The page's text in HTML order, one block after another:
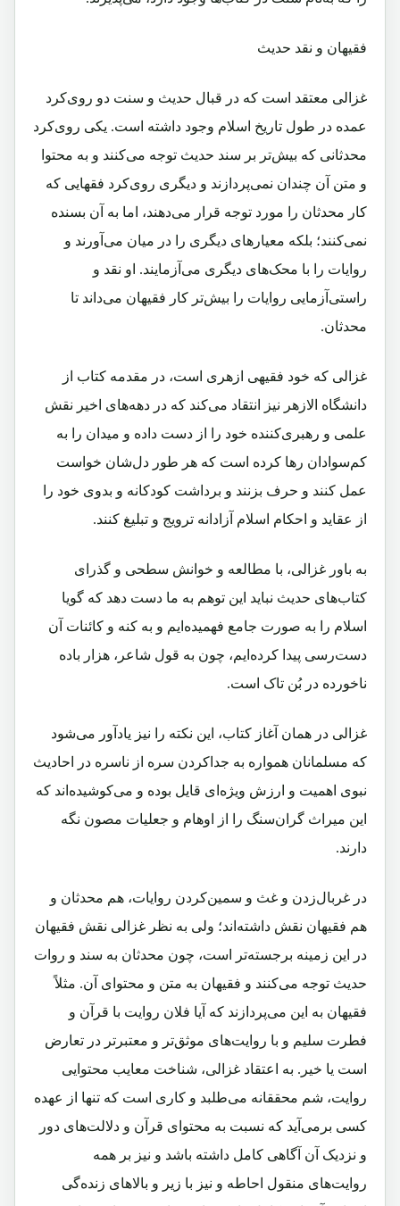
فقیهان و نقد حدیث
غزالی معتقد است که در قبال حدیث و سنت دو روی‌کرد
عمده در طول تاریخ اسلام وجود داشته است. یکی روی‌کرد
محدثانی که بیش‌تر بر سند حدیث توجه می‌کنند و به محتوا
و متن آن چندان نمی‌پردازند و دیگری روی‌کرد فقهایی که
کار محدثان را مورد توجه قرار می‌دهند، اما به آن بسنده
نمی‌کنند؛ بلکه معیارهای دیگری را در میان می‌آورند و
روایات را با محک‌های دیگری می‌آزمایند. او نقد و
راستی‌آزمایی روایات را بیش‌تر کار فقیهان می‌داند تا
محدثان.
غزالی که خود فقیهی ازهری است، در مقدمه کتاب از
دانشگاه الازهر نیز انتقاد می‌کند که در دهه‌های اخیر نقش
علمی و رهبری‌کننده خود را از دست داده و میدان را به
کم‌سوادان رها کرده است که هر طور دل‌شان خواست
عمل کنند و حرف بزنند و برداشت کودکانه و بدوی خود را
از عقاید و احکام اسلام آزادانه ترویج و تبلیغ کنند.
به باور غزالی، با مطالعه و خوانش سطحی و گذرای
کتاب‌های حدیث نباید این توهم به ما دست دهد که گویا
اسلام را به صورت جامع فهمیده‌ایم و به کنه و کائنات آن
دست‌رسی پیدا کرده‌ایم، چون به قول شاعر، هزار باده
ناخورده در بُن تاک است.
غزالی در همان آغاز کتاب، این نکته را نیز یاد‌آور می‌شود
که مسلمانان همواره به جداکردن سره از ناسره در احادیث
نبوی اهمیت و ارزش ویژه‌ای قایل بوده و می‌کوشیده‌اند که
این میراث گران‌سنگ را از اوهام و جعلیات مصون نگه
دارند.
در غربال‌زدن و غث و سمین‌کردن روایات، هم محدثان و
هم فقیهان نقش داشته‌اند؛ ولی به نظر غزالی نقش فقیهان
در این زمینه برجسته‌تر است، چون محدثان به سند و روات
حدیث توجه می‌کنند و فقیهان به متن و محتوای آن. مثلاً
فقیهان به این می‌پردازند که آیا فلان روایت با قرآن و
فطرت سلیم و با روایت‌های موثق‌تر و معتبر‌تر در تعارض
است یا خیر. به اعتقاد غزالی، شناخت معایب محتوایی
روایت، شم محققانه می‌طلبد و کاری است که تنها از عهده
کسی بر‌می‌آید که نسبت به محتوای قرآن و دلالت‌های دور
و نزدیک آن آگاهی کامل داشته باشد و نیز بر همه
روایت‌های منقول احاطه و نیز با زیر و بالاهای زنده‌گی